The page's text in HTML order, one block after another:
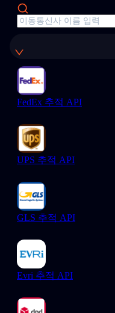
FedEx 추적 API
UPS 추적 API
GLS 추적 API
Evri 추적 API